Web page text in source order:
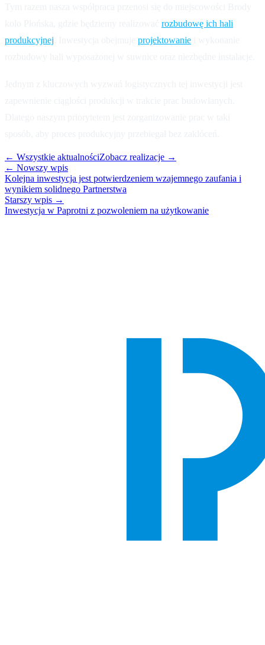
rozbudowę ich hali
produkcyjnej
projektowanie
← Wszystkie aktualnościZobacz realizacje →
← Nowszy wpis
Kolejna inwestycja jest potwierdzeniem wzajemnego zaufania i
wynikiem solidnego Partnerstwa
Starszy wpis →
Inwestycja w Paprotni z pozwoleniem na użytkowanie